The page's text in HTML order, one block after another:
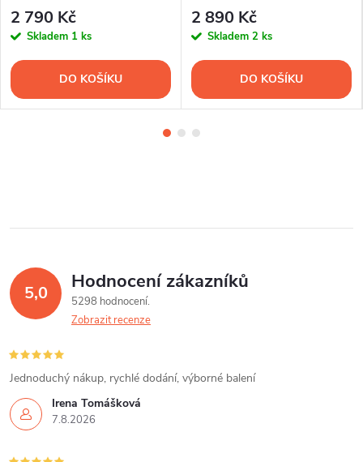
2 790 Kč
Skladem 1 ks
DO KOŠÍKU
2 890 Kč
Skladem 2 ks
DO KOŠÍKU
5,0 Hodnocení zákazníků
5298 hodnocení
Zobrazit recenze
Irena Tomášková
7.8.2026
Jednoduchý nákup, rychlé dodání, výborné balení